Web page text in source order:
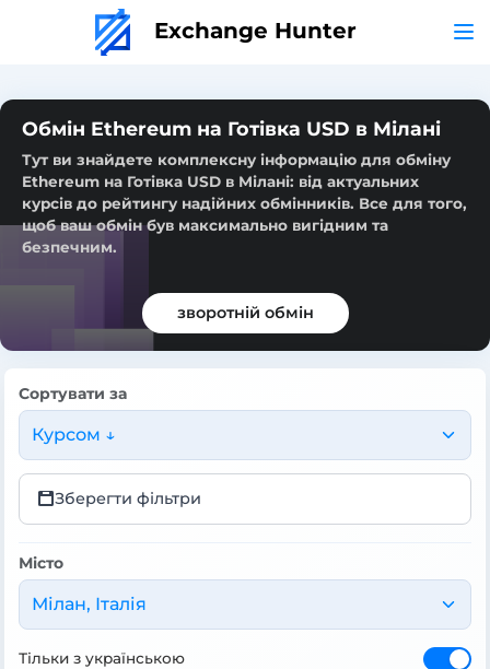
Exchange Hunter
Обмін Ethereum на Готівка USD в Мілані
Тут ви знайдете комплексну інформацію для обміну
Ethereum на Готівка USD в Мілані: від актуальних
курсів до рейтингу надійних обмінників. Все для того,
щоб ваш обмін був максимально вигідним та
безпечним.
зворотній обмін
Сортувати за
Курсом ↓
Зберегти фільтри
Місто
Мілан, Італія
Тільки з українською